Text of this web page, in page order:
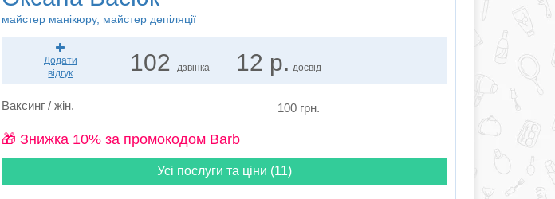
майстер манікюру, майстер депіляції
Додати
відгук
102 дзвінка 12 р. досвід
Ваксинг / жін. 100 грн.
🎁 Знижка 10% за промокодом Barb
Усі послуги та ціни (11)